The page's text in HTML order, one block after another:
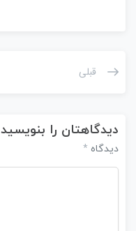
قبلی
دیدگاهتان را بنویسید
دیدگاه *